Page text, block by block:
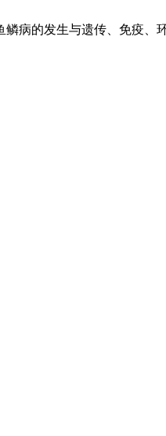
病的发生与遗传、免疫、